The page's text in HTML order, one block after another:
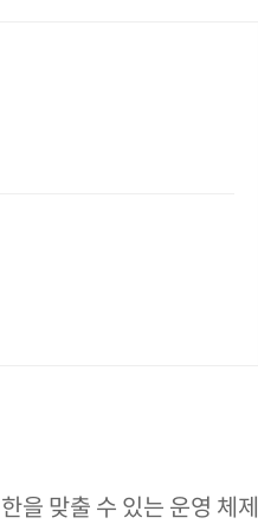
을 맞출 수 있는 운영 체제